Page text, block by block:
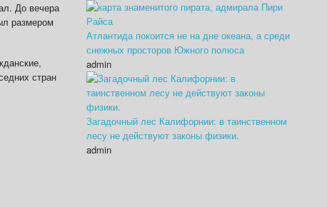
До вечера
размером
стран
Атлантида покоится не на дне океана, а среди
снежных просторов Южного полюса
admin
Загадочный лес Калифорнии: в таинственном
лесу не действуют законы физики.
admin